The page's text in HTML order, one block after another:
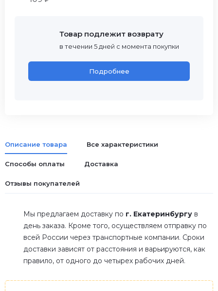
Товар подлежит возврату
в течении 5 дней с момента покупки
Подробнее
Описание товара Все характеристики
Способы оплаты Доставка
Отзывы покупателей
Мы предлагаем доставку по г. Екатеринбургу в
день заказа. Кроме того, осуществляем отправку по
всей России через транспортные компании. Сроки
доставки зависят от расстояния и варьируются, как
правило, от одного до четырех рабочих дней.